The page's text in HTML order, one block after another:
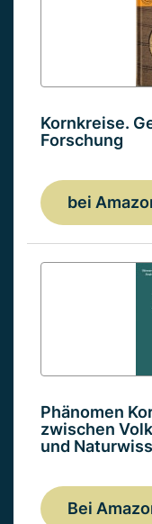
Kornkreise.
Forschung
bei
Phänomen
zwischen
und
Bei